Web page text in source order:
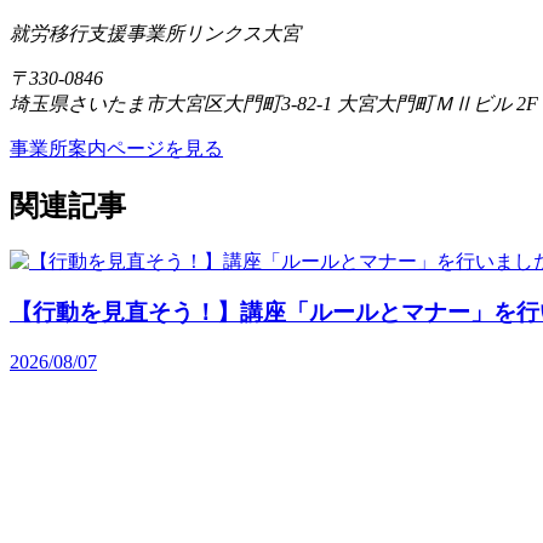
就労移行支援事業所リンクス大宮
〒330-0846
埼玉県さいたま市大宮区大門町3-82-1 大宮大門町ＭⅡビル 2F
事業所案内ページを見る
関連記事
【行動を見直そう！】講座「ルールとマナー」を
2026/08/07